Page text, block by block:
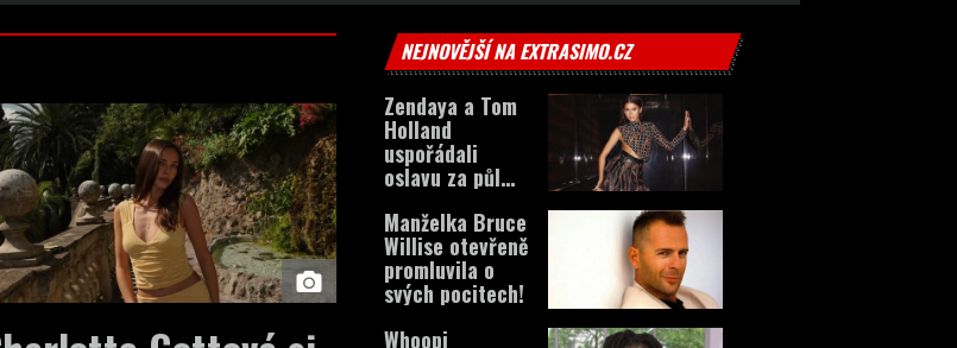
NEJNOVĚJŠÍ NA EXTRASIMO.CZ
Zendaya a Tom
Holland
uspořádali
oslavu za půl
Manželka Bruce
Willise otevřeně
promluvila o
svých pocitech!
Whoopi